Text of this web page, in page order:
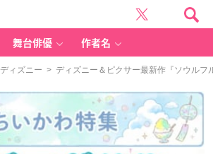
舞台俳優 作者名
ディズニー > ディズニー＆ピクサー最新作『ソウルフ